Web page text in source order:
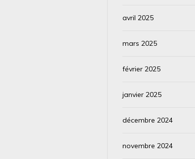
avril 2025
mars 2025
février 2025
janvier 2025
décembre 2024
novembre 2024